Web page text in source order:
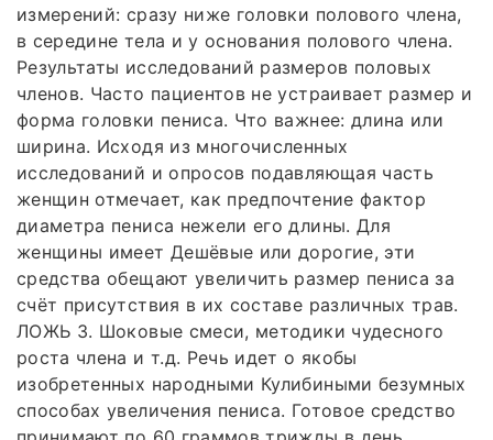
измерений: сразу ниже головки полового члена,
в середине тела и у основания полового члена.
Результаты исследований размеров половых
членов. Часто пациентов не устраивает размер и
форма головки пениса. Что важнее: длина или
ширина. Исходя из многочисленных
исследований и опросов подавляющая часть
женщин отмечает, как предпочтение фактор
диаметра пениса нежели его длины. Для
женщины имеет Дешёвые или дорогие, эти
средства обещают увеличить размер пениса за
счёт присутствия в их составе различных трав.
ЛОЖЬ 3. Шоковые смеси, методики чудесного
роста члена и т.д. Речь идет о якобы
изобретенных народными Кулибиными безумных
способах увеличения пениса. Готовое средство